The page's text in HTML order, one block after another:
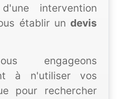
intervention
établir un devis
engageons
à n'utiliser vos
pour rechercher